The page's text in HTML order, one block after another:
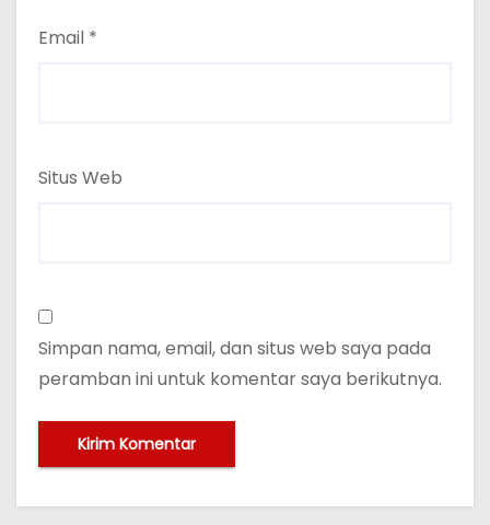
Email *
Situs Web
Simpan nama, email, dan situs web saya pada
peramban ini untuk komentar saya berikutnya.